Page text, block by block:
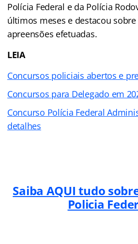
Polícia Federal e da Polícia
últimos meses e destacou
apreensões efetuadas.
LEIA
Concursos policiais abertos e
Concursos para Delegado em
Concurso Polícia Federal
detalhes
Saiba AQUI tudo
Policia